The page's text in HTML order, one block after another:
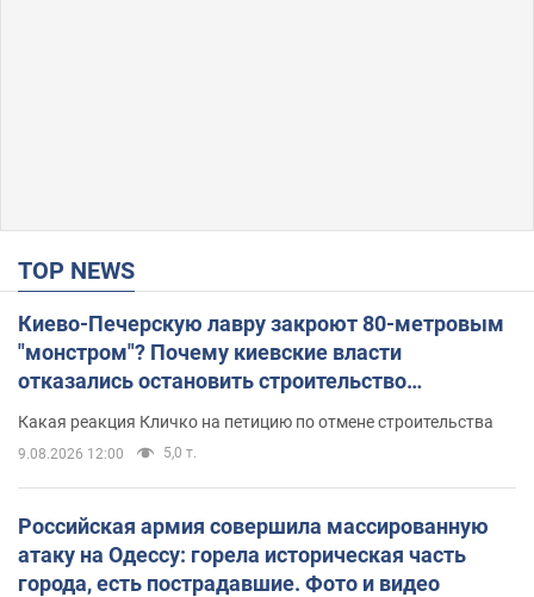
TOP NEWS
Киево-Печерскую лавру закроют 80-метровым
"монстром"? Почему киевские власти
отказались остановить строительство
Какая реакция Кличко на петицию по отмене строительства
9.08.2026 12:00 5,0 т.
Российская армия совершила массированную
атаку на Одессу: горела историческая часть
города, есть пострадавшие. Фото и видео